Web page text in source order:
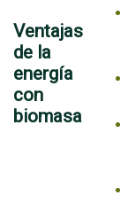
Ventajas
de la
energía
con
biomasa